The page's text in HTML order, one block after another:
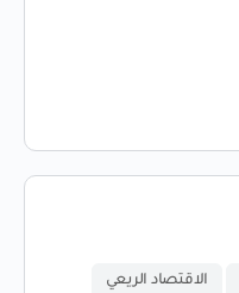
الاقتصاد الريعي